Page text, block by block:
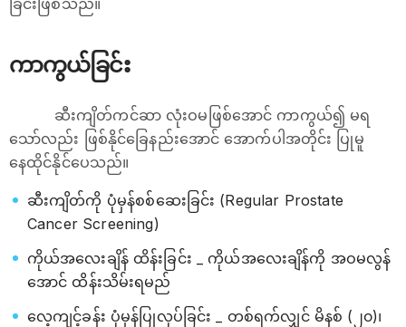
ခြင်းဖြစ်သည်။
ကာကွယ်ခြင်း
ဆီးကျိတ်ကင်ဆာ လုံးဝမဖြစ်အောင် ကာကွယ်၍ မရ
သော်လည်း ဖြစ်နိုင်ခြေနည်းအောင် အောက်ပါအတိုင်း ပြုမူ
နေထိုင်နိုင်ပေသည်။
ဆီးကျိတ်ကို ပုံမှန်စစ်ဆေးခြင်း (Regular Prostate
Cancer Screening)
ကိုယ်အလေးချိန် ထိန်းခြင်း _ ကိုယ်အလေးချိန်ကို အဝမလွန်
အောင် ထိန်းသိမ်းရမည်
လေ့ကျင့်ခန်း ပုံမှန်ပြုလုပ်ခြင်း _ တစ်ရက်လျှင် မိနစ် (၂၀)၊